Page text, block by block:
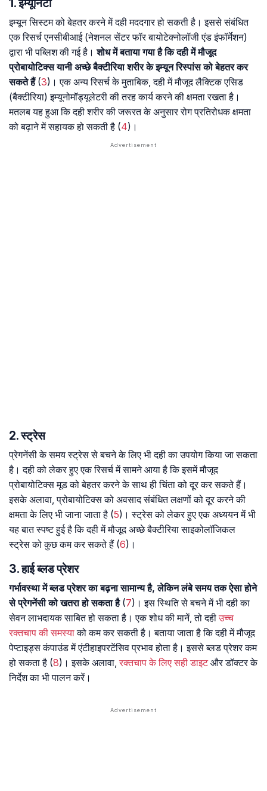
1. इम्यूनिटी
इम्यून सिस्टम को बेहतर करने में दही मददगार हो सकती है। इससे संबंधित
एक रिसर्च एनसीबीआई (नेशनल सेंटर फॉर बायोटेक्नोलॉजी एंड इंफॉर्मेशन)
द्वारा भी पब्लिश की गई है।शोध में बताया गया है कि दही में मौजूद
प्रोबायोटिक्स यानी अच्छे बैक्टीरिया शरीर के इम्यून रिस्पांस को बेहतर कर
सकते हैं(3)। एक अन्य रिसर्च के मुताबिक, दही में मौजूद लैक्टिक एसिड
(बैक्टीरिया) इम्यूनोमॉड्यूलेटरी की तरह कार्य करने की क्षमता रखता है।
मतलब यह हुआ कि दही शरीर की जरूरत के अनुसार रोग प्रतिरोधक क्षमता
को बढ़ाने में सहायक हो सकती है (4)।
2. स्ट्रेस
प्रेगनेंसी के समय स्ट्रेस से बचने के लिए भी दही का उपयोग किया जा सकता
है। दही को लेकर हुए एक रिसर्च में सामने आया है कि इसमें मौजूद
प्रोबायोटिक्स मूड को बेहतर करने के साथ ही चिंता को दूर कर सकते हैं।
इसके अलावा, प्रोबायोटिक्स को अवसाद संबंधित लक्षणों को दूर करने की
क्षमता के लिए भी जाना जाता है (5)। स्ट्रेस को लेकर हुए एक अध्ययन में भी
यह बात स्पष्ट हुई है कि दही में मौजूद अच्छे बैक्टीरिया साइकोलॉजिकल
स्ट्रेस को कुछ कम कर सकते हैं (6)।
3. हाई ब्लड प्रेशर
गर्भावस्था में ब्लड प्रेशर का बढ़ना सामान्य है, लेकिन लंबे समय तक ऐसा होने
से प्रेगनेंसी को खतरा हो सकता है(7)। इस स्थिति से बचने में भी दही का
सेवन लाभदायक साबित हो सकता है। एक शोध की मानें, तो दहीउच्च
रक्तचाप की समस्याको कम कर सकती है। बताया जाता है कि दही में मौजूद
पेप्टाइड्स कंपाउंड में एंटीहाइपरटेंसिव प्रभाव होता है। इससे ब्लड प्रेशर कम
हो सकता है (8)। इसके अलावा,रक्तचाप के लिए सही डाइटऔर डॉक्टर के
निर्देश का भी पालन करें।